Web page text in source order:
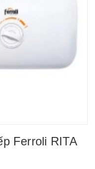
Ferroli RITA